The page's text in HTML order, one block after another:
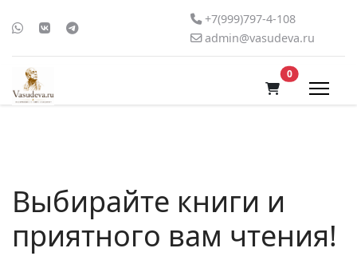
+7(999)797-4-108
admin@vasudeva.ru
0В корзину
Выбирайте книги и
приятного вам чтения!